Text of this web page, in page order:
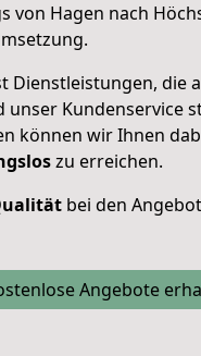
von Hagen nach
Dienstleistungen, die
unser Kundenservice
können wir Ihnen
zu erreichen.
bei den
Angebote